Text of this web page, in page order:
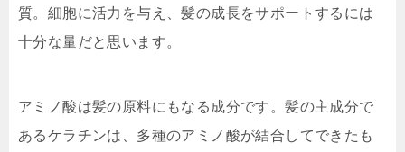
質。細胞に活力を与え、髪の成長をサポートするには
十分な量だと思います。
アミノ酸は髪の原料にもなる成分です。髪の主成分で
あるケラチンは、多種のアミノ酸が結合してできたも